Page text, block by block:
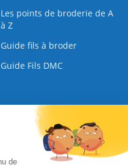
Les points de broderie de A
à Z
Guide fils à broder
Guide Fils DMC
Nous contacter |